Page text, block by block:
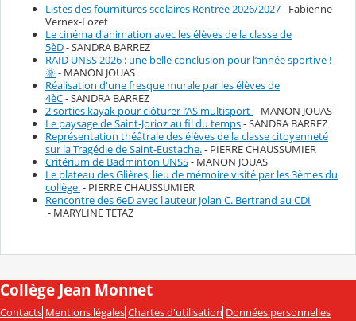
Listes des fournitures scolaires Rentrée 2026/2027- Fabienne
Vernex-Lozet
Le cinéma d'animation avec les élèves de la classe de
5èD- SANDRA BARREZ
RAID UNSS 2026 : une belle conclusion pour l’année sportive !
🌞- MANON JOUAS
Réalisation d'une fresque murale par les élèves de
4èC- SANDRA BARREZ
2 sorties kayak pour clôturer l’AS multisport - MANON JOUAS
Le paysage de Saint-Jorioz au fil du temps- SANDRA BARREZ
Représentation théâtrale des élèves de la classe citoyenneté
sur la Tragédie de Saint-Eustache.- PIERRE CHAUSSUMIER
Critérium de Badminton UNSS- MANON JOUAS
Le plateau des Glières, lieu de mémoire visité par les 3èmes du
collège.- PIERRE CHAUSSUMIER
Rencontre des 6eD avec l'auteur Jolan C. Bertrand au CDI
- MARYLINE TETAZ
Collège Jean Monnet
Contacts Mentions légales Chartes d'utilisation Données personnelles